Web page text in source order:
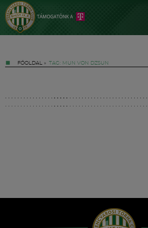
FŐOLDAL » TAG: MUN VON DZSUN
Hírek